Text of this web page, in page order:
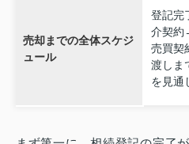
売却までの全体スケジ
ュール
登記完
介契
売買契
渡しま
を見通